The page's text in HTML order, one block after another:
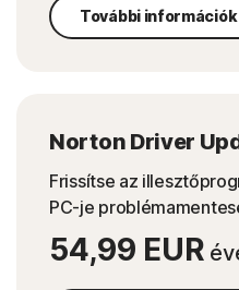
További információk
Norton Driver
Frissítse az
PC-je
54,99 EUR